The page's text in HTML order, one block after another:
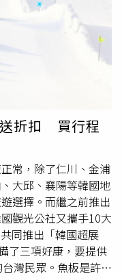
帶回家！酒展推出精
酒潮巷紀念杯組」。
杯不只可以在特展期
精神依然可以繼續陪
展的美好回憶以不同
牌，致力將台灣飲酒
啤產品，與大家一同
下有13間酒廠，擁
，最具規模之酒企
、在追求獲利與穩健
持著「回饋社會，貫
品質的產品及無微不
，與時俱進是台酒這
丁彥哲表示：「多角
加產品與消費者的連
」特展，從餐飲、趣
體驗及多元跨界講座
瘋玩遊樂設施一天後
往開滿櫻花的首爾
外悠閒野餐享用炸雞
賞櫻民眾的喜愛。若
秘境，濟州加波島、
薦的熱點。另外盛大
們相約在4月第一天
道論山市塔亭湖。濟
歸，韓國觀光公社特
業者，共同推出
國的同時，只要到活
機會幸運中獎、帶走
前進入最後倒數的第
來回機票、摺疊手
等好禮，於2022年
、尚未完成登錄的旅
。除了「月月抽大
折扣 買行程
常，除了仁川、金浦
大邱、襄陽等韓國地
選擇。而繼之前推出
觀光公社又攜手10大
同推出「韓國超展
了三項好康，要提供
灣民眾。魚板是許多